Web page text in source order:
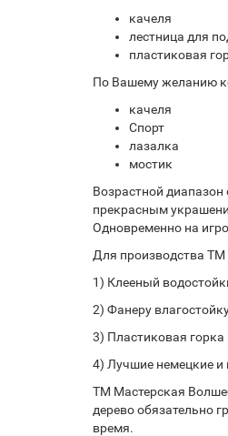
качеля
лестница для
пластиковая
По Вашему желанию
качеля
Спорт
лазалка
мостик
Возрастной диапазон
прекрасным
Одновременно на
Для производства ТМ
1) Клееный
2) Фанеру
3) Пластиковая горка
4) Лучшие немецкие и
ТМ Мастерская
дерево обязательно
время.